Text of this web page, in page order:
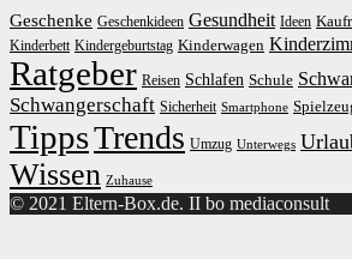
Geschenke Geschenkideen Gesundheit Ideen
Kinderbett Kindergeburtstag Kinderwagen
Ratgeber Reisen Schlafen Schule
Schwangerschaft Sicherheit Smartphone
TippsTrends Umzug Unterwegs
Wissen Zuhause
© 2021 Eltern-Box.de. II bo mediaconsult